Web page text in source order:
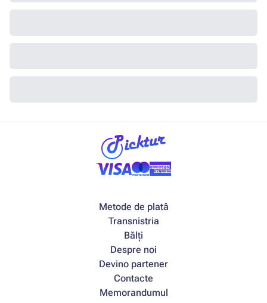
Metode de platâ
Transnistria
Bălți
Despre noi
Devino partener
Contacte
Memorandumul